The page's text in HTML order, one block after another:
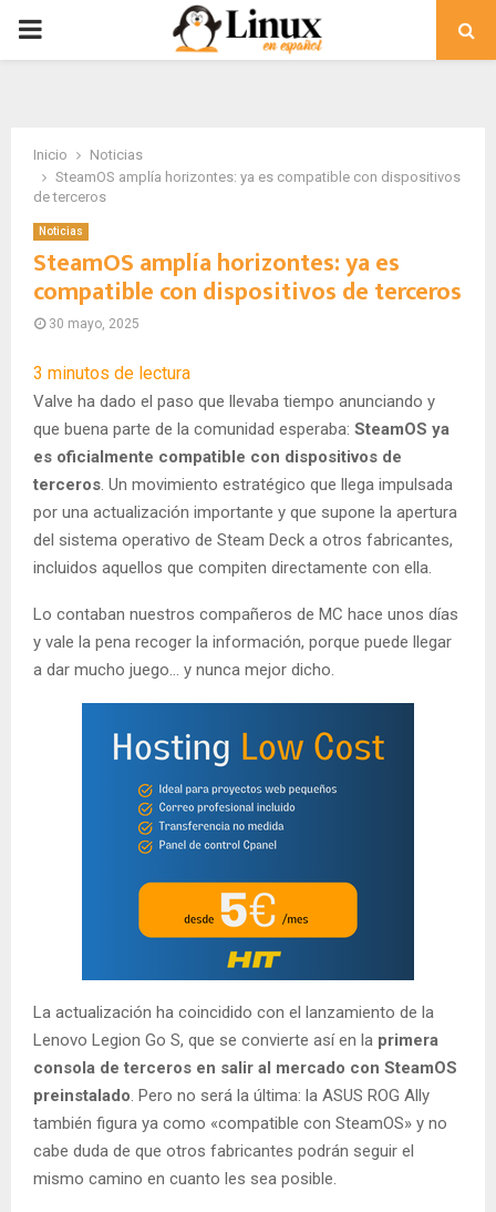
PRIMARY
Inicio
Noticias
SteamOS amplía horizontes: ya es compatible con dispositivos
de terceros
Noticias
SteamOS amplía horizontes: ya es
compatible con dispositivos de terceros
30 mayo, 2025
3 minutos de lectura
Valve ha dado el paso que llevaba tiempo anunciando y
que buena parte de la comunidad esperaba: SteamOS ya
es oficialmente compatible con dispositivos de
terceros . Un movimiento estratégico que llega impulsada
por una actualización importante y que supone la apertura
del sistema operativo de Steam Deck a otros fabricantes,
incluidos aquellos que compiten directamente con ella.
Lo contaban nuestros compañeros de MC hace unos días
y vale la pena recoger la información, porque puede llegar
a dar mucho juego… y nunca mejor dicho.
La actualización ha coincidido con el lanzamiento de la
Lenovo Legion Go S, que se convierte así en la primera
consola de terceros en salir al mercado con SteamOS
preinstalado . Pero no será la última: la ASUS ROG Ally
también figura ya como «compatible con SteamOS» y no
cabe duda de que otros fabricantes podrán seguir el
mismo camino en cuanto les sea posible.